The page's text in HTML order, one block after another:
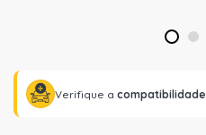
1 2
Verifique a compatibilidade